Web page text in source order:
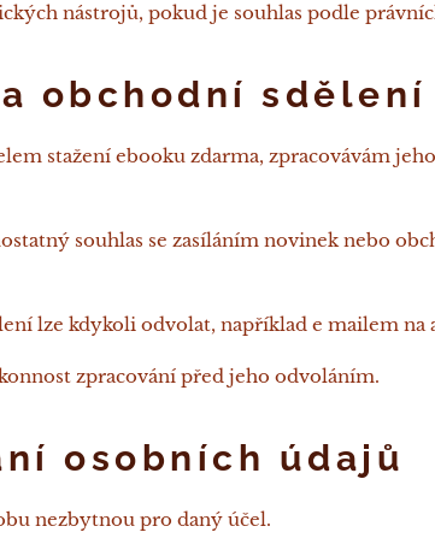
nástrojů, pokud je souhlas podle
obchodní sdělení
stažení ebooku zdarma, zpracovávám
souhlas se zasíláním novinek nebo
lze kdykoli odvolat, například e mailem na
zpracování před jeho odvoláním.
osobních údajů
nezbytnou pro daný účel.